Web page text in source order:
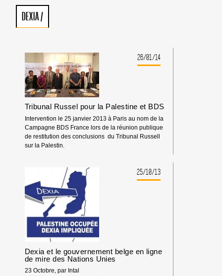
DEXIA/
26/01/14
Tribunal Russel pour la Palestine et BDS
Intervention le 25 janvier 2013 à Paris au nom de la
Campagne BDS France lors de la réunion publique
de restitution des conclusions du Tribunal Russell
sur la Palestin.
25/10/13
Dexia et le gouvernement belge en ligne
de mire des Nations Unies
23 Octobre, par Intal